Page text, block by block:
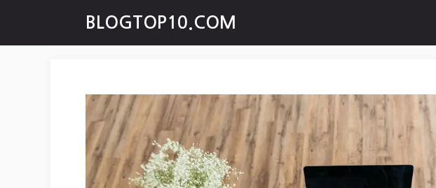
content
BLOGTOP10.COM